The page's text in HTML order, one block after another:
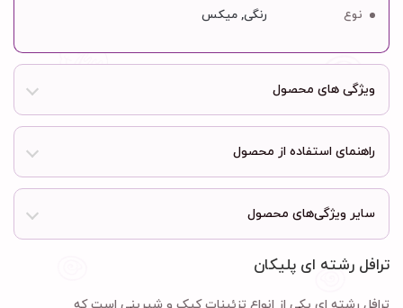
نوع رنگی, میکس
ویژگی های محصول
راهنمای استفاده از محصول
سایر ویژگی‌های محصول
ترافل رشته ای پلیکان